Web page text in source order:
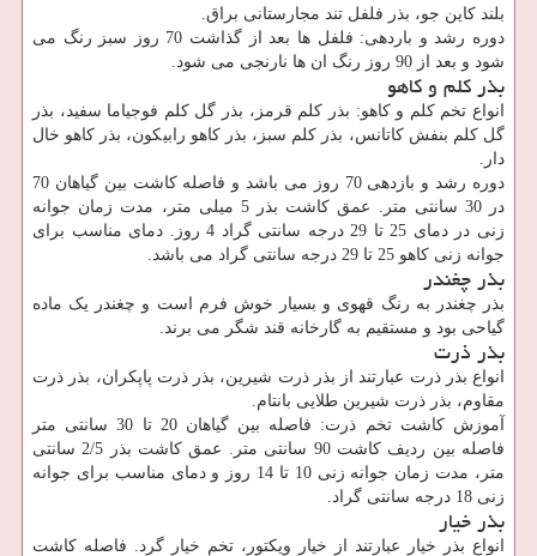
بلند کاین جو، بذر فلفل تند مجارستانی براق.
دوره رشد و باردهی: فلفل ها بعد از گذاشت 70 روز سبز رنگ می
شود و بعد از 90 روز رنگ ان ها نارنجی می شود.
بذر کلم و کاهو
انواع تخم کلم و کاهو: بذر کلم قرمز، بذر گل کلم فوجیاما سفید، بذر
گل کلم بنفش کاتانس، بذر کلم سبز، بذر کاهو رابیکون، بذر کاهو خال
دار.
دوره رشد و بازدهی 70 روز می باشد و فاصله کاشت بین گیاهان 70
در 30 سانتی متر. عمق کاشت بذر 5 میلی متر، مدت زمان جوانه
زنی در دمای 25 تا 29 درجه سانتی گراد 4 روز. دمای مناسب برای
جوانه زنی کاهو 25 تا 29 درجه سانتی گراد می باشد.
بذر چغندر
بذر چغندر به رنگ قهوی و بسیار خوش فرم است و چغندر یک ماده
گیاحی بود و مستقیم به گارخانه قند شگر می برند.
بذر ذرت
انواع بذر ذرت عبارتند از بذر ذرت شیرین، بذر ذرت پاپکران، بذر ذرت
مقاوم، بذر ذرت شیرین طلایی بانتام.
آموزش کاشت تخم ذرت: فاصله بین گیاهان 20 تا 30 سانتی متر
فاصله بین ردیف کاشت 90 سانتی متر. عمق کاشت بذر 2/5 سانتی
متر، مدت زمان جوانه زنی 10 تا 14 روز و دمای مناسب برای جوانه
زنی 18 درجه سانتی گراد.
بذر خیار
انواع بذر خیار عبارتند از خیار ویکتور، تخم خیار گرد. فاصله کاشت